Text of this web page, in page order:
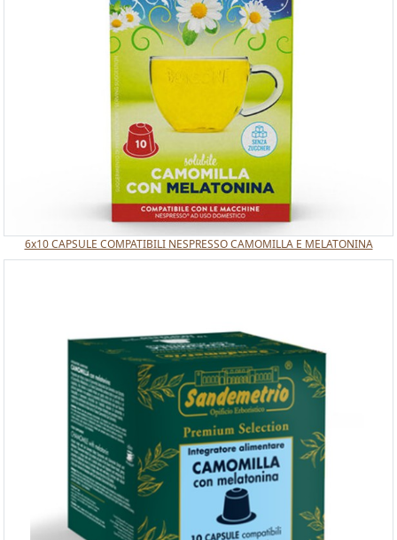
6x10 CAPSULE COMPATIBILI NESPRESSO CAMOMILLA E MELATONINA